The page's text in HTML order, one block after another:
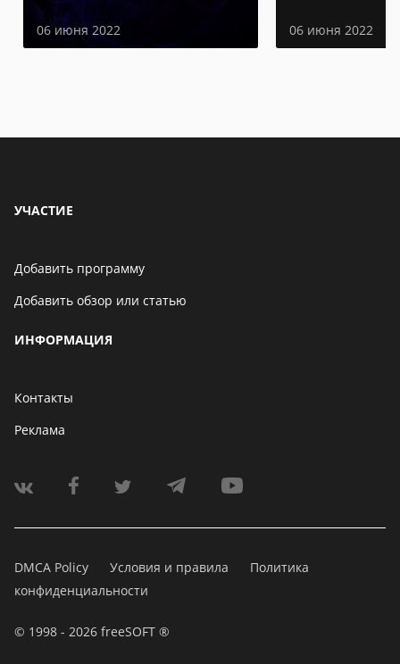
06 июня 2022 06 июня 2022
УЧАСТИЕ
Добавить программу
Добавить обзор или статью
ИНФОРМАЦИЯ
Контакты
Реклама
DMCA Policy Условия и правила
Политика
конфиденциальности
© 1998 - 2026 freeSOFT ®